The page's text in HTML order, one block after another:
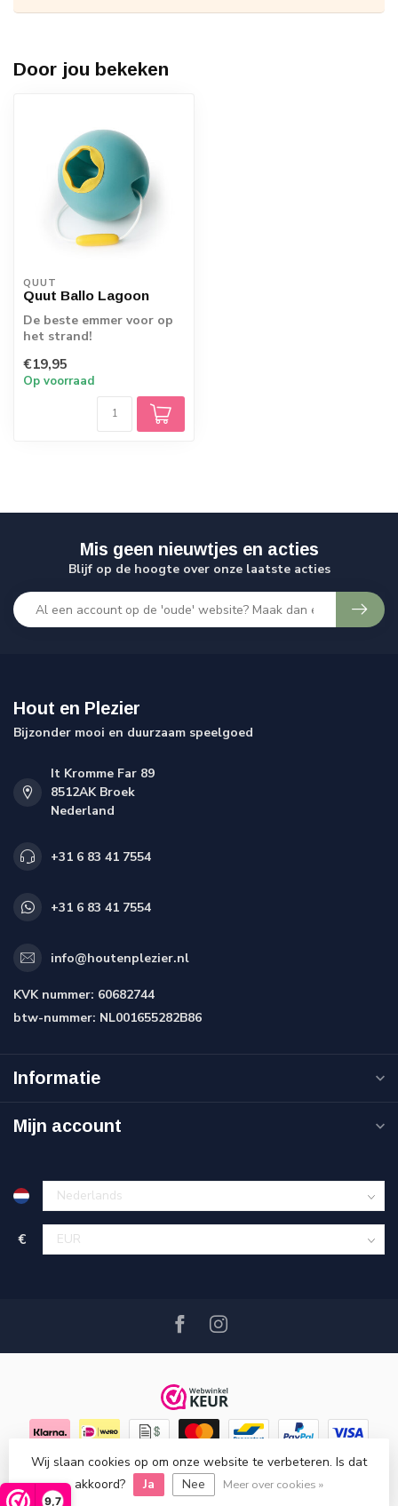
9,7
Door jou bekeken
QUUT
Quut Ballo Lagoon
De beste emmer voor op
het strand!
€19,95
Op voorraad
Mis geen nieuwtjes en acties
Blijf op de hoogte over onze laatste acties
Hout en Plezier
Bijzonder mooi en duurzaam speelgoed
It Kromme Far 89
8512AK Broek
Nederland
+31 6 83 41 7554
+31 6 83 41 7554
info@houtenplezier.nl
KVK nummer: 60682744
btw-nummer: NL001655282B86
Informatie
Mijn account
€
© Copyright 2026 Hout en Plezier- Powered byLightspeed-
Lightspeed designby Dyvelopment
Wij slaan cookies op om onze website te verbeteren. Is dat
akkoord?
Ja Nee Meer over cookies »